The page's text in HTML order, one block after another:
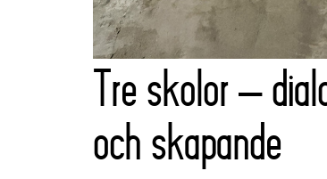
Tre skolor –
och skapande